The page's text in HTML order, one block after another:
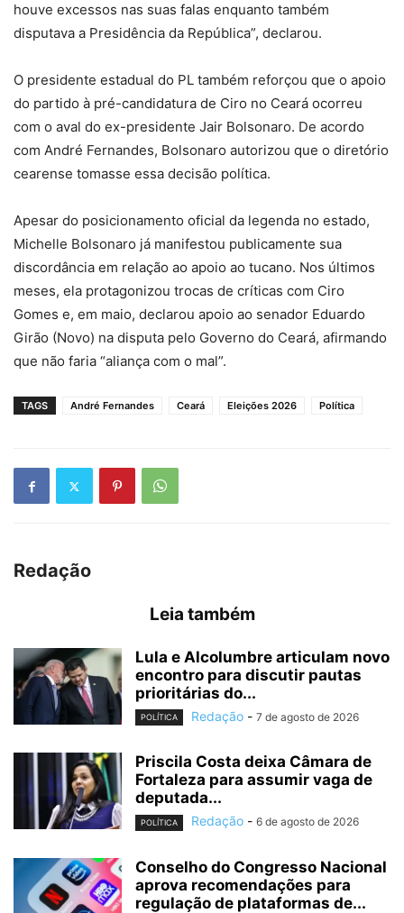
houve excessos nas suas falas enquanto também
disputava a Presidência da República”, declarou.
O presidente estadual do PL também reforçou que o apoio
do partido à pré-candidatura de Ciro no Ceará ocorreu
com o aval do ex-presidente Jair Bolsonaro. De acordo
com André Fernandes, Bolsonaro autorizou que o diretório
cearense tomasse essa decisão política.
Apesar do posicionamento oficial da legenda no estado,
Michelle Bolsonaro já manifestou publicamente sua
discordância em relação ao apoio ao tucano. Nos últimos
meses, ela protagonizou trocas de críticas com Ciro
Gomes e, em maio, declarou apoio ao senador Eduardo
Girão (Novo) na disputa pelo Governo do Ceará, afirmando
que não faria “aliança com o mal”.
TAGS André Fernandes Ceará Eleições 2026 Política
Redação
Leia também
Lula e Alcolumbre articulam novo
encontro para discutir pautas
prioritárias do...
POLÍTICA Redação - 7 de agosto de 2026
Priscila Costa deixa Câmara de
Fortaleza para assumir vaga de
deputada...
POLÍTICA Redação - 6 de agosto de 2026
Conselho do Congresso Nacional
aprova recomendações para
regulação de plataformas de...